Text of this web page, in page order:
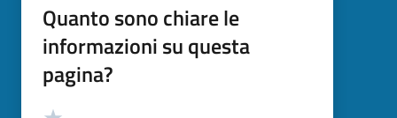
Quanto sono chiare le
informazioni su questa
pagina?
Valutazione